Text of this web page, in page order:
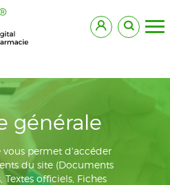
générale
vous permet d'accéder
du site (Documents
officiels, Fiches